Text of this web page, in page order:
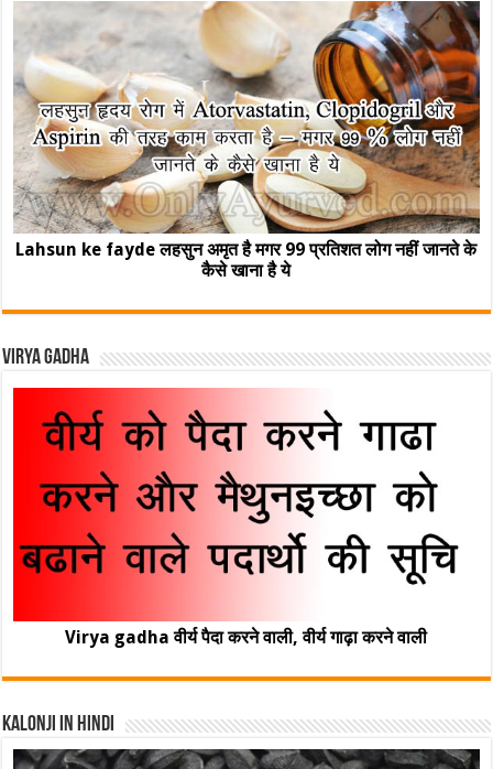
Lahsun ke fayde लहसुन अमृत है मगर 99 प्रतिशत लोग नहीं जानते के
कैसे खाना है ये
Virya Gadha
Virya gadha वीर्य पैदा करने वाली, वीर्य गाढ़ा करने वाली
Kalonji In Hindi